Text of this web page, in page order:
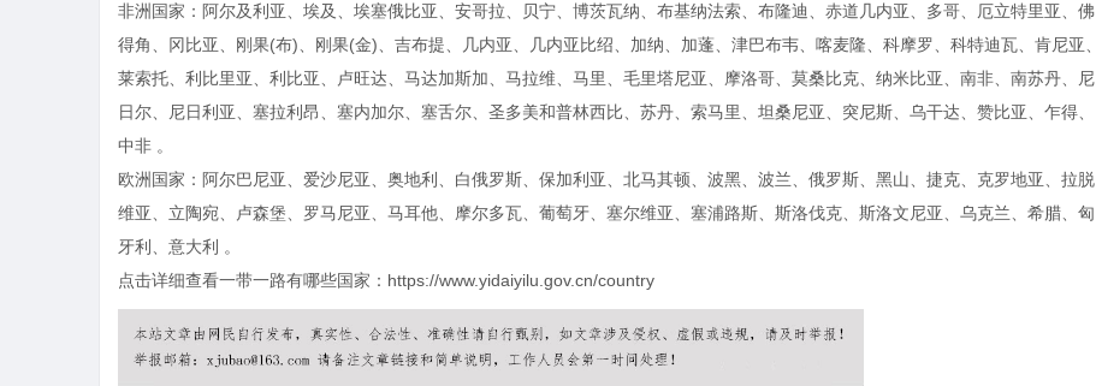
非洲国家：阿尔及利亚、埃及、埃塞俄比亚、安哥拉、贝宁、博茨瓦纳、布基纳法索、布隆迪、赤道几内亚、多哥、厄立特里亚、佛
得角、冈比亚、刚果(布)、刚果(金)、吉布提、几内亚、几内亚比绍、加纳、加蓬、津巴布韦、喀麦隆、科摩罗、科特迪瓦、肯尼亚、
莱索托、利比里亚、利比亚、卢旺达、马达加斯加、马拉维、马里、毛里塔尼亚、摩洛哥、莫桑比克、纳米比亚、南非、南苏丹、尼
日尔、尼日利亚、塞拉利昂、塞内加尔、塞舌尔、圣多美和普林西比、苏丹、索马里、坦桑尼亚、突尼斯、乌干达、赞比亚、乍得、
中非 。
欧洲国家：阿尔巴尼亚、爱沙尼亚、奥地利、白俄罗斯、保加利亚、北马其顿、波黑、波兰、俄罗斯、黑山、捷克、克罗地亚、拉脱
维亚、立陶宛、卢森堡、罗马尼亚、马耳他、摩尔多瓦、葡萄牙、塞尔维亚、塞浦路斯、斯洛伐克、斯洛文尼亚、乌克兰、希腊、匈
牙利、意大利 。
点击详细查看一带一路有哪些国家 ：https://www.yidaiyilu.gov.cn/country